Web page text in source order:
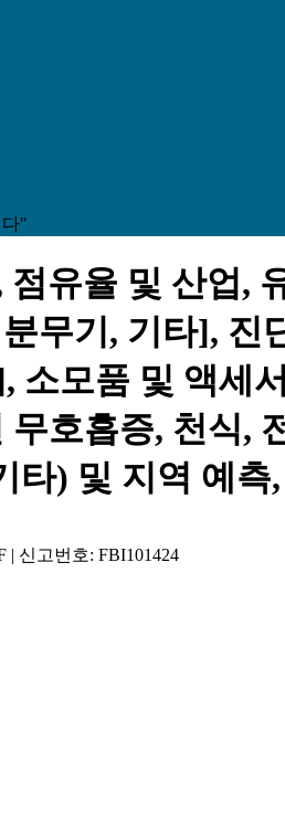
"
유율 및 산업,
무기, 기타],
소모품 및 액세
무호흡증, 천식,
타) 및 지역 예측,
| 신고번호: FBI101424